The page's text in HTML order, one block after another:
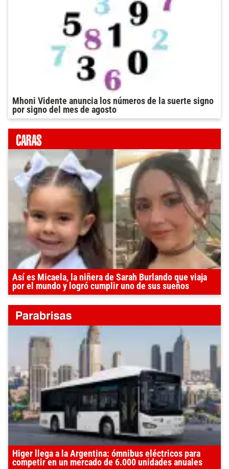
Mhoni Vidente anuncia los números de la suerte signo
por signo del mes de agosto
Así es Micaela, la niñera de Sarah Burlando que viaja
por el mundo y logró cumplir uno de sus sueños
Higer llega a la Argentina: ómnibus eléctricos para
competir en un mercado de 6.000 unidades anuales